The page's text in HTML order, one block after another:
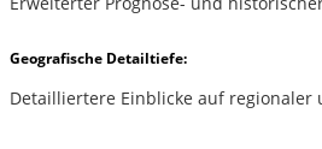
Geografische Detailtiefe:
Detailliertere Einblicke auf regionaler